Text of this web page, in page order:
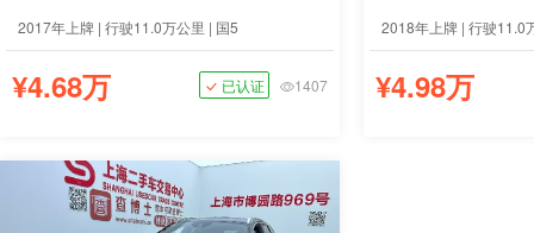
2017年上牌 | 行驶11.0万公里 | 国5
¥4.68万 已认证 1407
2018年上牌 | 行驶11.0
¥4.98万